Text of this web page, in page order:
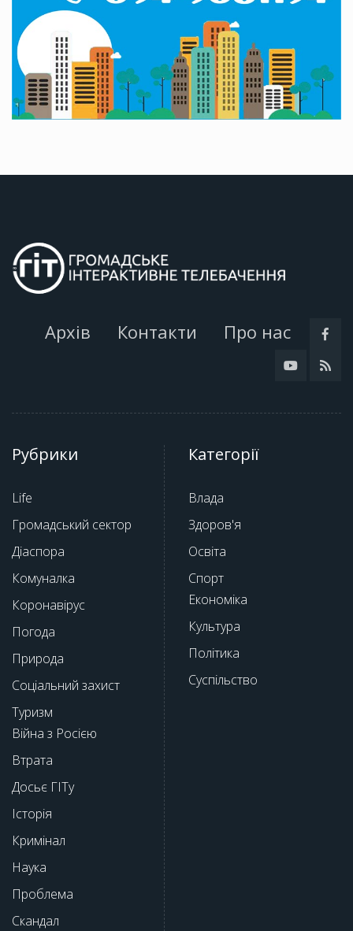
Архів Контакти Про нас
Рубрики
Life
Громадський сектор
Діаспора
Комуналка
Коронавірус
Погода
Природа
Соціальний захист
Туризм
Війна з Росією
Втрата
Досьє ГІТу
Історія
Кримінал
Наука
Проблема
Скандал
Категорії
Влада
Здоров'я
Освіта
Спорт
Економіка
Культура
Політика
Суспільство